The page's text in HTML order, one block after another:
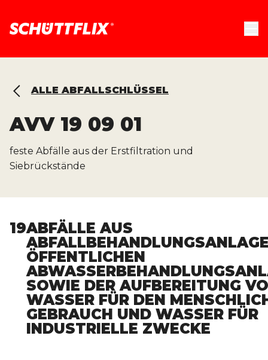
ALLE ABFALLSCHLÜSSEL
AVV 19 09 01
feste Abfälle aus der Erstfiltration und
Siebrückstände
19ABFÄLLE AUS
ÖFFENTLICHEN
SOWIE DER AUFBEREITUNG
WASSER FÜR DEN
GEBRAUCH UND WASSER FÜR
INDUSTRIELLE ZWECKE